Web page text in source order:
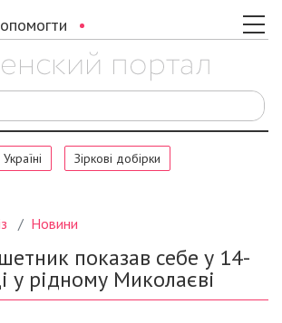
Зіркові добірки
Новини
показав себе у 14-
у рідному Миколаєві